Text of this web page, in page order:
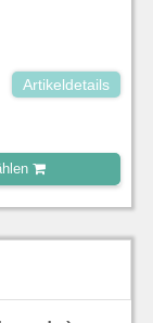
Artikeldetails